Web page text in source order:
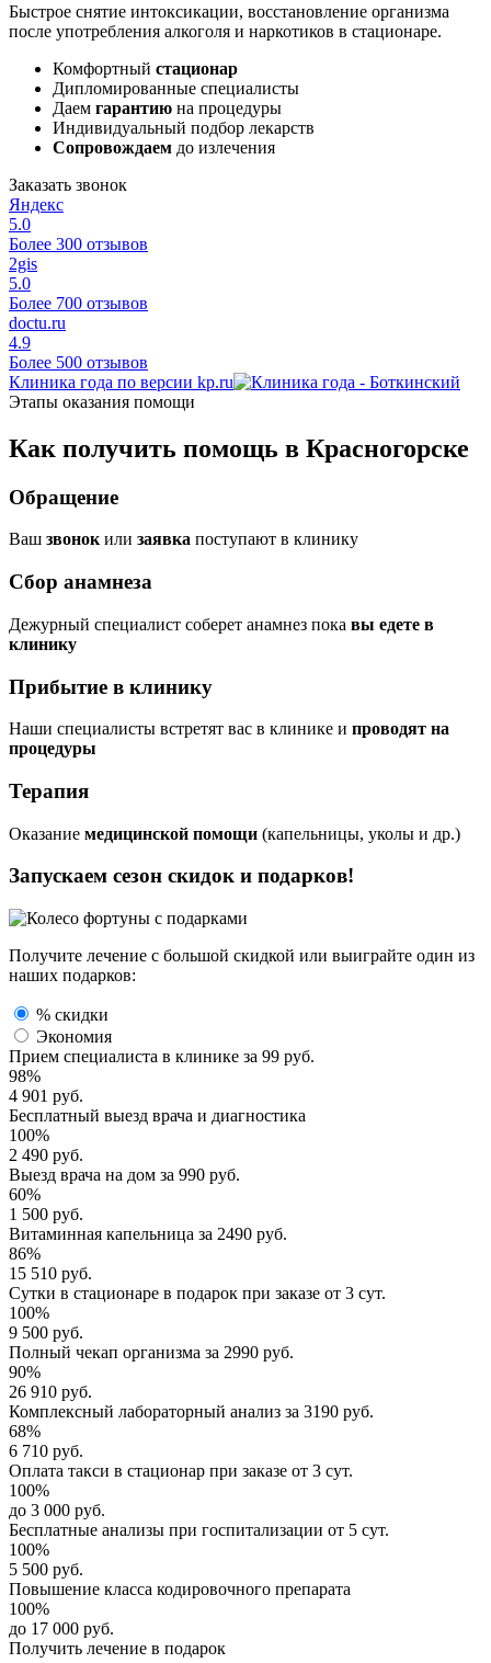
Быстрое снятие интоксикации, восстановление организма
после употребления алкоголя и наркотиков в стационаре.
Комфортный стационар
Дипломированные специалисты
Даем гарантию на процедуры
Индивидуальный подбор лекарств
Сопровождаем до излечения
Заказать звонок
Яндекс
5.0
Более 300 отзывов
2gis
5.0
Более 700 отзывов
doctu.ru
4.9
Более 500 отзывов
Клиника года по версии kp.ru
Этапы оказания помощи
Как получить помощь в Красногорске
Обращение
Ваш звонокили заявка поступают в клинику
Сбор анамнеза
Дежурный специалист соберет анамнез пока вы едете в
клинику
Прибытие в клинику
Наши специалисты встретят вас в клинике и проводят на
процедуры
Терапия
Оказание медицинской помощи (капельницы, уколы и др.)
Запускаем сезон скидок и подарков!
Получите лечение с большой скидкой или выиграйте один из
наших подарков:
% скидки
Экономия
Прием специалиста в клинике за 99 руб.
98%
4 901 руб.
Бесплатный выезд врача и диагностика
100%
2 490 руб.
Выезд врача на дом за 990 руб.
60%
1 500 руб.
Витаминная капельница за 2490 руб.
86%
15 510 руб.
Сутки в стационаре в подарок при заказе от 3 сут.
100%
9 500 руб.
Полный чекап организма за 2990 руб.
90%
26 910 руб.
Комплексный лабораторный анализ за 3190 руб.
68%
6 710 руб.
Оплата такси в стационар при заказе от 3 сут.
100%
до 3 000 руб.
Бесплатные анализы при госпитализации от 5 сут.
100%
5 500 руб.
Повышение класса кодировочного препарата
100%
до 17 000 руб.
Получить лечение в подарок